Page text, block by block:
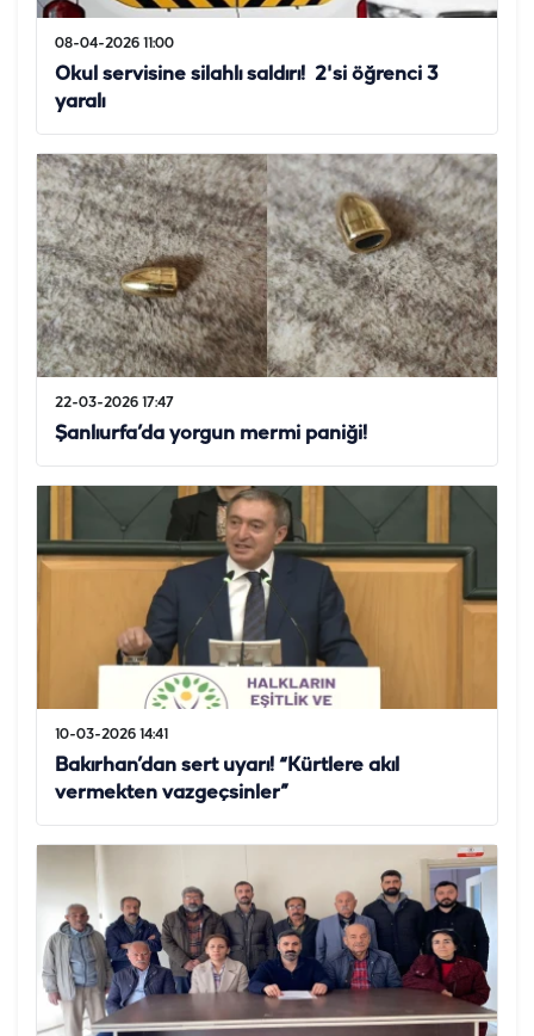
08-04-2026 11:00
Okul servisine silahlı saldırı! 2'si öğrenci 3
yaralı
22-03-2026 17:47
Şanlıurfa’da yorgun mermi paniği!
10-03-2026 14:41
Bakırhan’dan sert uyarı! “Kürtlere akıl
vermekten vazgeçsinler”